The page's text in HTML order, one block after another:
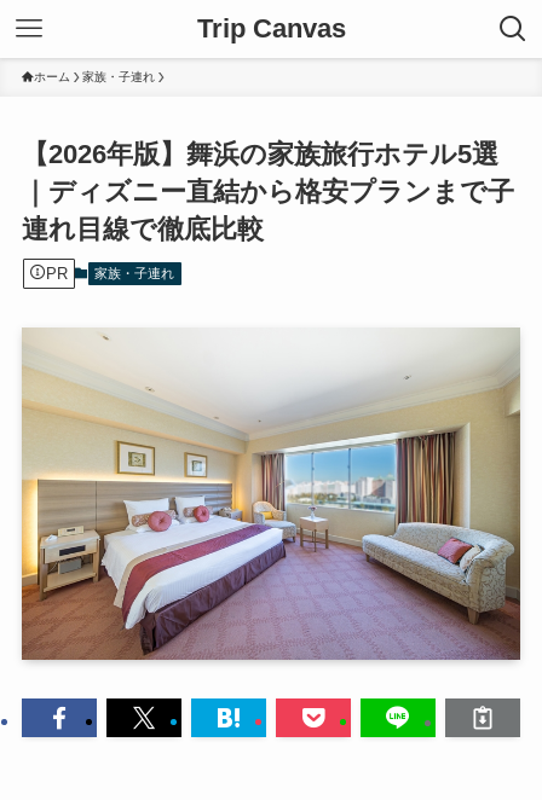
Trip Canvas
ホーム 家族・子連れ
【2026年版】舞浜の家族旅行ホテル5選
｜ディズニー直結から格安プランまで子
連れ目線で徹底比較
PR 家族・子連れ